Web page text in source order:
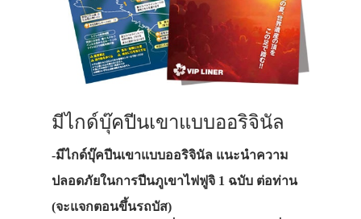
มีไกด์บุ๊คปีนเขาแบบออริจินัล
-มีไกด์บุ๊คปีนเขาแบบออริจินัล แนะนำความ
ปลอดภัยในการปีนภูเขาไฟฟูจิ 1 ฉบับ ต่อท่าน
(จะแจกตอนขึ้นรถบัส)